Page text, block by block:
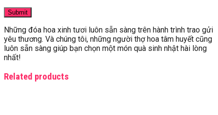
Những đóa hoa xinh tươi luôn sẵn sàng trên hành trình trao gửi
yêu thương. Và chúng tôi, những người thợ hoa tâm huyết cũng
luôn sẵn sàng giúp bạn chọn một món quà sinh nhật hài lòng
nhất!
Related products